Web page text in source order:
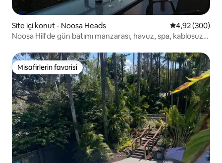
Site içi konut - Noosa Heads 5 üzerinden
4,92 (300)
Noosa Hill'de gün batımı manzarası, havuz, spa, kablosuz
Misafirlerin favorisi
Misafirlerin favorisi